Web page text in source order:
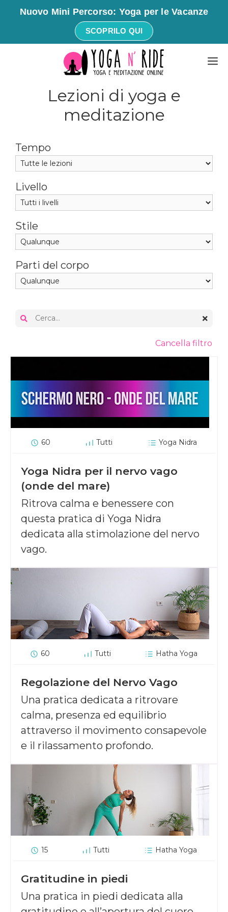
Nuovo Mini Percorso: Yoga per le Vacanze
SCOPRILO QUI
Lezioni di yoga e
meditazione
Cancella filtro
Tempo
Livello
Stile
Parti del corpo
60 Tutti Yoga Nidra
Yoga Nidra per il nervo vago
(onde del mare)
Ritrova calma e benessere con
questa pratica di Yoga Nidra
dedicata alla stimolazione del nervo
vago.
60 Tutti Hatha Yoga
Regolazione del Nervo Vago
Una pratica dedicata a ritrovare
calma, presenza ed equilibrio
attraverso il movimento consapevole
e il rilassamento profondo.
15 Tutti Hatha Yoga
Gratitudine in piedi
Una pratica in piedi dedicata alla